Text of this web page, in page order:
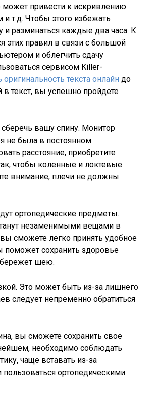
привести к искривлению
т.д. Чтобы этого избежать
и разминаться каждые два часа. К
этих правил в связи с большой
и облегчить сдачу
сервисом Killer-
текста онлайн до
в текст, вы успешно пройдете
вашу спину. Монитор
не была в постоянном
расстояние, приобретите
чтобы коленные и локтевые
внимание, плечи не должны
ортопедические предметы.
незаменимыми вещами в
сможете легко принять удобное
сохранить здоровье
шею.
Это может быть из-за лишнего
следует непременно обратиться
вы сможете сохранить свое
необходимо соблюдать
чаще вставать из-за
ортопедическими